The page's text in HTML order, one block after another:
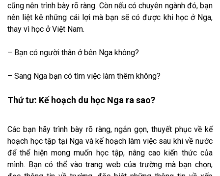
cũng nên trình bày rõ ràng. Còn nếu có chuyên ngành đó, bạn
nên liệt kê những cái lợi mà bạn sẽ có được khi học ở Nga,
thay vì học ở Việt Nam.
– Bạn có người thân ở bên Nga không?
– Sang Nga bạn có tìm việc làm thêm không?
Thứ tư: Kế hoạch du học Nga ra sao?
Các bạn hãy trình bày rõ ràng, ngắn gọn, thuyết phục về kế
hoạch học tập tại Nga và kế hoạch làm việc sau khi về nước
để thể hiện mong muốn học tập, nâng cao kiến thức của
mình. Bạn có thể vào trang web của trường mà bạn chọn,